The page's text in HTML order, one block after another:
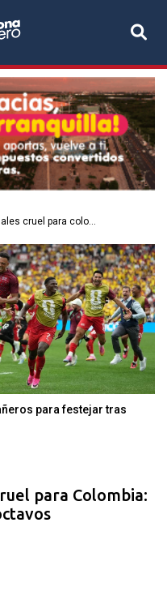
Cero
cruel para colo...
para festejar tras
para Colombia: